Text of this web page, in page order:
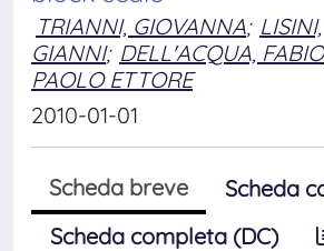
TRIANNI, GIOVANNA; LISINI,
GIANNI; DELL'ACQUA, FABIO
PAOLO ETTORE
2010-01-01
Scheda breve
Scheda
Scheda completa (DC)